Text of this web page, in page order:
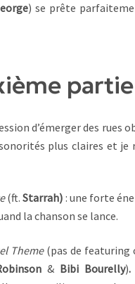
) se prête
partie
d’émerger des rues
plus claires et je
(ft.Starrah) : une forte
la chanson se lance.
Theme(pas de featuring
& Bibi Bourelly).